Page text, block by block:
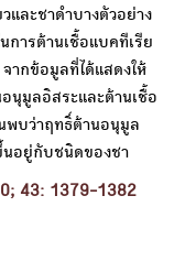
และชาดำบางตัวอย่าง
การต้านเชื้อแบคทีเรีย
ากข้อมูลที่ได้แสดงให้
นุมูลอิสระและต้านเชื้อ
พบว่าฤทธิ์ต้านอนุมูล
นอยู่กับชนิดของชา
43: 1379-1382